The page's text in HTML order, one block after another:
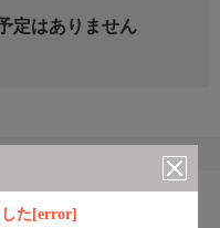
た[error]
定はありません